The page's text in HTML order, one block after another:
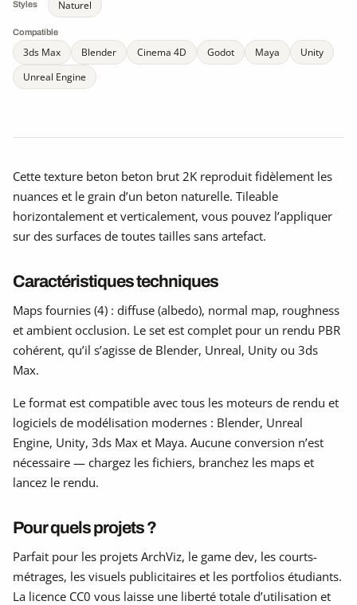
Styles Naturel
Compatible
3ds Max Blender Cinema 4D Godot Maya
Unity
Unreal Engine
Cette texture beton beton brut 2K reproduit fidèlement les
nuances et le grain d’un beton naturelle. Tileable
horizontalement et verticalement, vous pouvez l’appliquer
sur des surfaces de toutes tailles sans artefact.
Caractéristiques techniques
Maps fournies (4) : diffuse (albedo), normal map, roughness
et ambient occlusion. Le set est complet pour un rendu PBR
cohérent, qu’il s’agisse de Blender, Unreal, Unity ou 3ds
Max.
Le format est compatible avec tous les moteurs de rendu et
logiciels de modélisation modernes : Blender, Unreal
Engine, Unity, 3ds Max et Maya. Aucune conversion n’est
nécessaire — chargez les fichiers, branchez les maps et
lancez le rendu.
Pour quels projets ?
Parfait pour les projets ArchViz, le game dev, les courts-
métrages, les visuels publicitaires et les portfolios étudiants.
La licence CC0 vous laisse une liberté totale d’utilisation et